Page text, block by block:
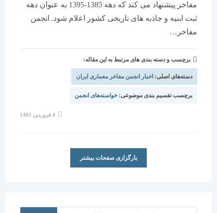
مفاخر پیشنهاد می کند که دهه 1385-1395 به عنوان دهه
ثبت ابنیه و جاذبه های تاریخی کشور اعلام شود. انجمن
مفاخر…
برچسب و دسته بندی های مرتبط به این مقاله:
دسته‌های اصلی:اخبار انجمن مفاخر معماری ایران
برچسب تقسیم بندی موضوعی:خواسته‌های انجمن
بارگزاری صفحات بیشتر